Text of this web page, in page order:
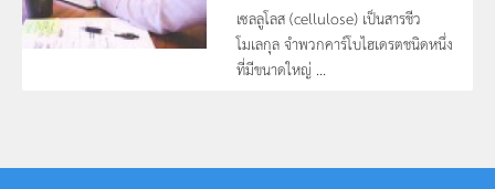
เซลลูโลส (cellulose) เป็นสารชีว
โมเลกุล จำพวกคาร์โบไฮเดรตชนิดหนึ่ง
ที่มีขนาดใหญ่ ...